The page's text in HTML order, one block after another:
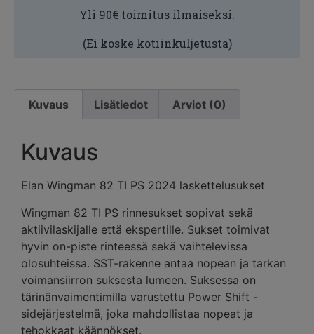
Yli 90€ toimitus ilmaiseksi.
(Ei koske kotiinkuljetusta)
Kuvaus Lisätiedot Arviot (0)
Kuvaus
Elan Wingman 82 TI PS 2024 laskettelusukset
Wingman 82 TI PS rinnesukset sopivat sekä
aktiivilaskijalle että ekspertille. Sukset toimivat
hyvin on-piste rinteessä sekä vaihtelevissa
olosuhteissa. SST-rakenne antaa nopean ja tarkan
voimansiirron suksesta lumeen. Suksessa on
tärinänvaimentimilla varustettu Power Shift -
sidejärjestelmä, joka mahdollistaa nopeat ja
tehokkaat käännökset.